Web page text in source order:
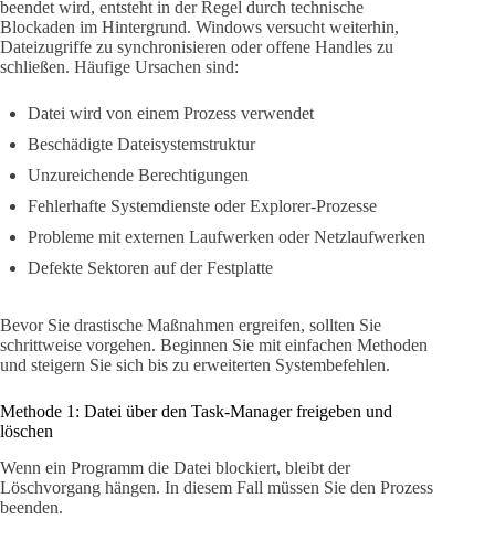
beendet wird, entsteht in der Regel durch technische
Blockaden im Hintergrund. Windows versucht weiterhin,
Dateizugriffe zu synchronisieren oder offene Handles zu
schließen. Häufige Ursachen sind:
Datei wird von einem Prozess verwendet
Beschädigte Dateisystemstruktur
Unzureichende Berechtigungen
Fehlerhafte Systemdienste oder Explorer-Prozesse
Probleme mit externen Laufwerken oder Netzlaufwerken
Defekte Sektoren auf der Festplatte
Bevor Sie drastische Maßnahmen ergreifen, sollten Sie
schrittweise vorgehen. Beginnen Sie mit einfachen Methoden
und steigern Sie sich bis zu erweiterten Systembefehlen.
Methode 1: Datei über den Task-Manager freigeben und
löschen
Wenn ein Programm die Datei blockiert, bleibt der
Löschvorgang hängen. In diesem Fall müssen Sie den Prozess
beenden.